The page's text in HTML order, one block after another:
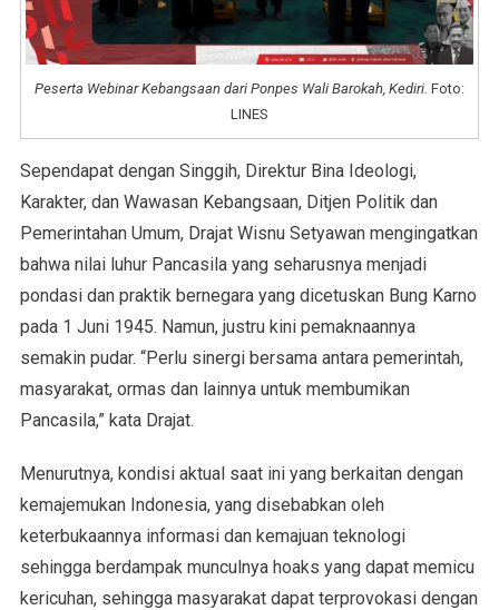
Peserta Webinar Kebangsaan dari Ponpes Wali Barokah, Kediri. Foto:
LINES
Sependapat dengan Singgih, Direktur Bina Ideologi,
Karakter, dan Wawasan Kebangsaan, Ditjen Politik dan
Pemerintahan Umum, Drajat Wisnu Setyawan mengingatkan
bahwa nilai luhur Pancasila yang seharusnya menjadi
pondasi dan praktik bernegara yang dicetuskan Bung Karno
pada 1 Juni 1945. Namun, justru kini pemaknaannya
semakin pudar. “Perlu sinergi bersama antara pemerintah,
masyarakat, ormas dan lainnya untuk membumikan
Pancasila,” kata Drajat.
Menurutnya, kondisi aktual saat ini yang berkaitan dengan
kemajemukan Indonesia, yang disebabkan oleh
keterbukaannya informasi dan kemajuan teknologi
sehingga berdampak munculnya hoaks yang dapat memicu
kericuhan, sehingga masyarakat dapat terprovokasi dengan